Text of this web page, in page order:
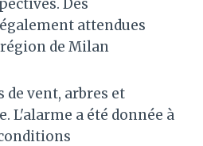
Des
attendues
de Milan
de vent, arbres et
L'alarme a été donnée à